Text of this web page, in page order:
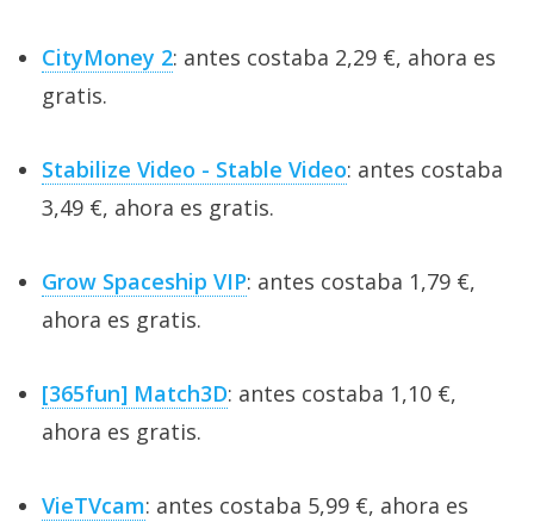
CityMoney 2: antes costaba 2,29 €, ahora es
gratis.
Stabilize Video - Stable Video: antes costaba
3,49 €, ahora es gratis.
Grow Spaceship VIP: antes costaba 1,79 €,
ahora es gratis.
[365fun] Match3D: antes costaba 1,10 €,
ahora es gratis.
VieTVcam: antes costaba 5,99 €, ahora es